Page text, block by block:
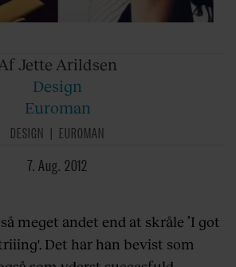
Af Jette Arildsen
Design
Euroman
DESIGN
EUROMAN
7. Aug. 2012
meget andet end at skråle ’I got
Det har han bevist som